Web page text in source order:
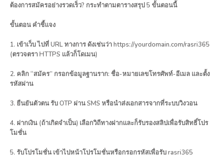
ต้องการสมัครอย่างรวดเร็ว? กระทำตามตารางสรุป 5 ขั้นตอนนี้
ขั้นตอน คำชี้แจง
1. เข้าเว็บ ไปที่ URL ทางการ ดังเช่นว่า https://yourdomain.com/rasri365
(ตรวจตรา HTTPS แล้วก็โดเมน)
2. คลิก “สมัคร” กรอกข้อมูลฐานราก: ชื่อ-หมายเลขโทรศัพท์-อีเมล และตั้ง
รหัสผ่าน
3. ยืนยันตัวตน รับ OTP ผ่าน SMS หรือนำส่งเอกสารจากที่ระบบวิงวอน
4. ฝากเงิน (ถ้าเกิดจำเป็น) เลือกวิถีทางฝากและก็รับรองสลิปเพื่อรับสิทธิ์โปร
โมชั่น
5. รับโปรโมชั่น เข้าไปหน้าโปรโมชั่นหรือกรอกรหัสเพื่อรับ rasri365